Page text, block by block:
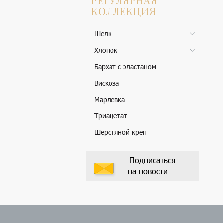
КОЛЛЕКЦИЯ
Шелк
Хлопок
Бархат с эластаном
Вискоза
Марлевка
Триацетат
Шерстяной креп
Подписаться
на новости